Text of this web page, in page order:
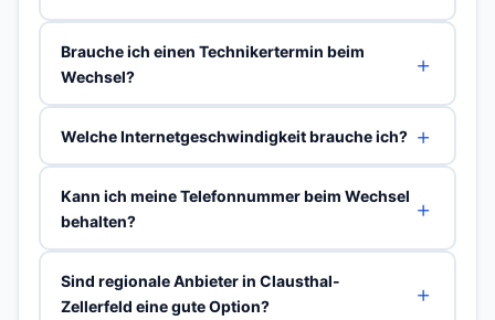
Brauche ich einen Technikertermin beim
Wechsel?
Welche Internetgeschwindigkeit brauche ich?
Kann ich meine Telefonnummer beim Wechsel
behalten?
Sind regionale Anbieter in Clausthal-
Zellerfeld eine gute Option?